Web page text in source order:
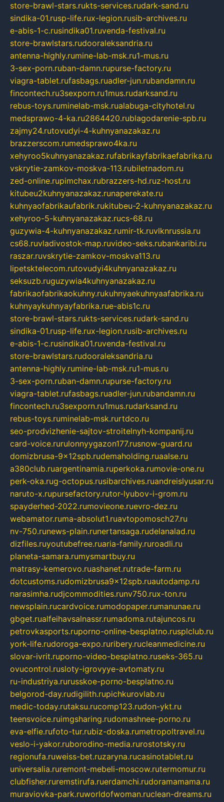
store-brawl-stars.rukts-services.rudark-sand.ru
sindika-01.rusp-life.rux-legion.rusib-archives.ru
e-abis-1-c.rusindika01.ruvenda-festival.ru
store-brawlstars.rudooraleksandria.ru
antenna-highly.rumine-lab-msk.ru1-mus.ru
3-sex-porn.ruban-damn.rupurse-factory.ru
viagra-tablet.rufasbags.ruadler-jun.rubandamn.ru
fincontech.ru3sexporn.ru1mus.rudarksand.ru
rebus-toys.ruminelab-msk.rualabuga-cityhotel.ru
medsprawo-4-ka.ru2864420.rublagodarenie-spb.ru
zajmy24.rutovudyi-4-kuhnyanazakaz.ru
brazzerscom.rumedsprawo4ka.ru
xehyroo5kuhnyanazakaz.rufabrikayfabrikaefabrika.ru
vskrytie-zamkov-moskva-113.rubiletnadom.ru
zed-online.rupimchax.rubrazzers-hd.ruz-host.ru
kitubeu2kuhnyanazakaz.runaperekate.ru
kuhnyaofabrikaufabrik.rukitubeu-2-kuhnyanazakaz.ru
xehyroo-5-kuhnyanazakaz.rucs-68.ru
guzywia-4-kuhnyanazakaz.rumir-tk.ruvlknrussia.ru
cs68.ruvladivostok-map.ruvideo-seks.rubankaribi.ru
raszar.ruvskrytie-zamkov-moskva113.ru
lipetsktelecom.rutovudyi4kuhnyanazakaz.ru
seksuzb.ruguzywia4kuhnyanazakaz.ru
fabrikaofabrikaokuhny.rukuhnyaekuhnyaafabrika.ru
kuhnyaykuhnyayfabrika.rue-abis1c.ru
store-brawl-stars.rukts-services.rudark-sand.ru
sindika-01.rusp-life.rux-legion.rusib-archives.ru
e-abis-1-c.rusindika01.ruvenda-festival.ru
store-brawlstars.rudooraleksandria.ru
antenna-highly.rumine-lab-msk.ru1-mus.ru
3-sex-porn.ruban-damn.rupurse-factory.ru
viagra-tablet.rufasbags.ruadler-jun.rubandamn.ru
fincontech.ru3sexporn.ru1mus.rudarksand.ru
rebus-toys.ruminelab-msk.rurtdco.ru
seo-prodvizhenie-sajtov-stroitelnyh-kompanij.ru
card-voice.rurulonnyygazon177.rusnow-guard.ru
domizbrusa-9x12spb.rudemaholding.ruaalse.ru
a380club.ruargentinamia.ruperkoka.rumovie-one.ru
perk-oka.rug-octopus.rusibarchives.ruandreislyusar.ru
naruto-x.rupursefactory.rutor-lyubov-i-grom.ru
spayderhed-2022.rumovieone.ruevro-dez.ru
webamator.ruma-absolut1.ruavtopomosch27.ru
nv-750.runews-plain.runertansaga.rudelanalad.ru
dizfiles.ruyoutubefree.ruaria-family.ruroadli.ru
planeta-samara.rumysmartbuy.ru
matrasy-kemerovo.ruashanet.rutrade-farm.ru
dotcustoms.rudomizbrusa9x12spb.ruautodamp.ru
narasimha.rudjcommodities.runv750.rux-ton.ru
newsplain.rucardvoice.rumodopaper.rumanunae.ru
gbget.rualfeihavsalnassr.rumadoma.rutajuncos.ru
petrovkasports.ruporno-online-besplatno.rusplclub.ru
york-life.rudoroga-expo.ruribery.rucleanmedicine.ru
slovar-ivrit.ruporno-video-besplatno.ruseks-365.ru
ovucontrol.rusloty-igrovyye-avtomaty.ru
ru-industriya.rurusskoe-porno-besplatno.ru
belgorod-day.rudigilith.rupichkurovlab.ru
medic-today.rutaksu.rucomp123.rudon-ykt.ru
teensvoice.ruimgsharing.rudomashnee-porno.ru
eva-elfie.rufoto-tur.rubiz-doska.rumetropoltravel.ru
veslo-i-yakor.ruborodino-media.rurostotsky.ru
regionufa.ruweiss-bet.ruzaryna.rucasinotablet.ru
universalia.ruremont-mebeli-moscow.rutermomur.ru
clubfisher.ruremstirufa.ruerdamchi.rudoramamama.ru
muraviovka-park.ruworldofwoman.ruclean-dreams.ru